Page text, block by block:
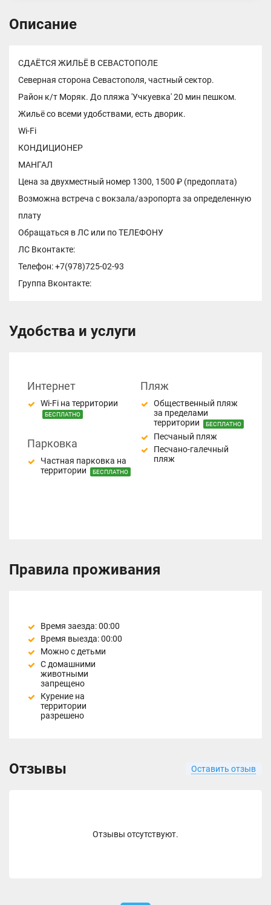
Описание
СДАЁТСЯ ЖИЛЬЁ В СЕВАСТОПОЛЕ
Северная сторона Севастополя, частный сектор.
Район к/т Моряк. До пляжа 'Учкуевка' 20 мин пешком.
Жильё со всеми удобствами, есть дворик.
Wi-Fi
КОНДИЦИОНЕР
МАНГАЛ
Цена за двухместный номер 1300, 1500 ₽ (предоплата)
Возможна встреча с вокзала/аэропорта за определенную
плату
Обращаться в ЛС или по ТЕЛЕФОНУ
ЛС Вконтакте:
Телефон: +7(978)725-02-93
Группа Вконтакте:
Удобства и услуги
Интернет
Wi-Fi на территории
БЕСПЛАТНО
Парковка
Частная парковка на
территории
БЕСПЛАТНО
Пляж
Общественный пляж
за пределами
территории
БЕСПЛАТНО
Песчаный пляж
Песчано-галечный
пляж
Правила проживания
Время заезда: 00:00
Время выезда: 00:00
Можно с детьми
С домашними
животными
запрещено
Курение на
территории
разрешено
Отзывы Оставить отзыв
Отзывы отсутствуют.